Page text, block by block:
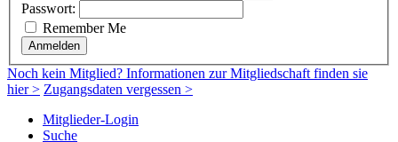
Passwort:
Remember Me
Anmelden
Noch kein Mitglied? Informationen zur Mitgliedschaft finden sie
hier > Zugangsdaten vergessen >
Mitglieder-Login
Suche